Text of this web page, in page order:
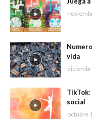
vida
TikTok:
social
octubre